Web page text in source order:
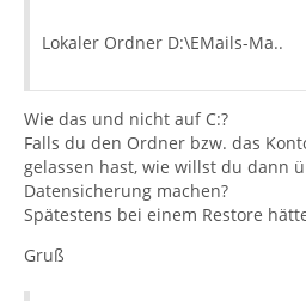
Lokaler Ordner D:\EMails-Ma..
Wie das und nicht auf C:?
Falls du den Ordner bzw. das
gelassen hast, wie willst du dann
Datensicherung machen?
Spätestens bei einem Restore
Gruß